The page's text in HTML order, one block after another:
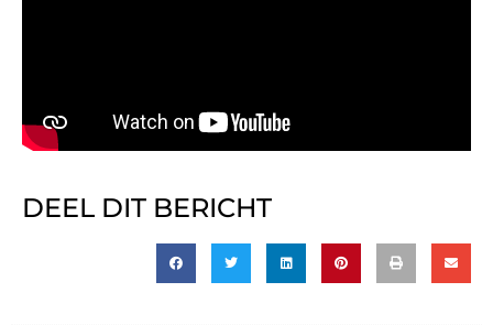
DEEL DIT BERICHT